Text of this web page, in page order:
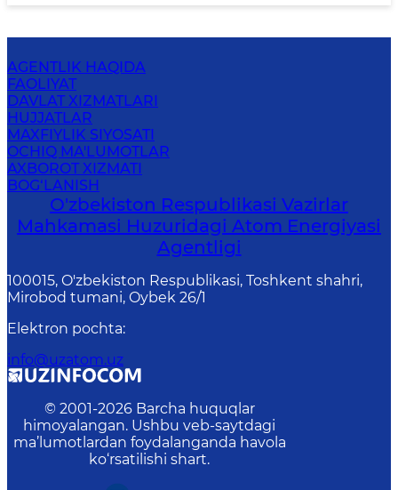
AGENTLIK HAQIDA
FAOLIYAT
DAVLAT XIZMATLARI
HUJJATLAR
MAXFIYLIK SIYOSATI
OCHIQ MA'LUMOTLAR
AXBOROT XIZMATI
BOG‘LANISH
O'zbekiston Respublikasi Vazirlar
Mahkamasi Huzuridagi Atom Energiyasi
Agentligi
100015, O'zbekiston Respublikasi, Toshkent shahri,
Mirobod tumani, Oybek 26/1
Elektron pochta:
info@uzatom.uz
© 2001-2026 Barcha huquqlar
himoyalangan. Ushbu veb-saytdagi
ma’lumotlardan foydalanganda havola
ko‘rsatilishi shart.